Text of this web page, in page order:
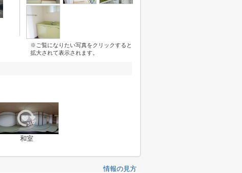
※ご覧になりたい写真をクリックすると
拡大されて表示されます。
和室
情報の見方